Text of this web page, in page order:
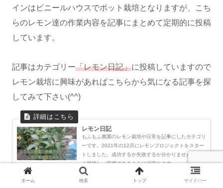
インはビニールハウスでポット栽培となりますが、こち
らのレモン達の作業内容を記事にまとめて定期的に投稿
しています。
記事はカテゴリー「レモン日記」に投稿していますので
レモン栽培に興味があればこちらから気になる記事を探
してみて下さい(^^)
レモン日記
もふもふ農園のレモン栽培や日常を記事にしたカテゴリ
ーです。2021年の12月にレモンプロジェクトをスター
トしました。成功するか失敗するか分かりませんがうま
く栽培し、収穫できるように頑張ります。
saburo-ceo-asupara.com
ホーム 検索 トップ サイドバー